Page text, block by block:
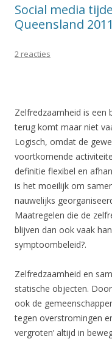
Social media
Queensland 2011
2 reacties
Zelfredzaamheid is een
terug komt maar niet
Logisch, omdat de
voortkomende
definitie flexibel en
is het moeilijk om
nauwelijks
Maatregelen die de
blijven dan ook vaak
symptoombeleid?.
Zelfredzaamheid en
statische objecten.
ook de
tegen overstromingen
vergroten’ altijd in